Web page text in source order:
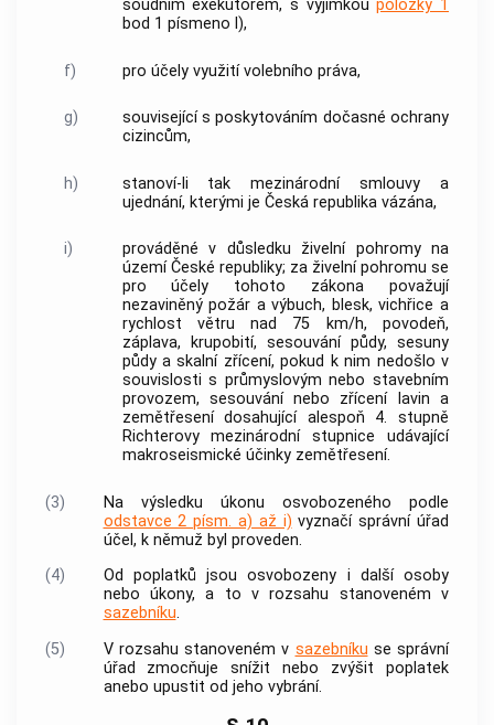
soudním exekutorem, s výjimkoupoložky 1
bod 1 písmeno l),
f) pro účely využití volebního práva,
g)
související s poskytováním dočasné ochrany
cizincům,
h)
stanoví-li tak mezinárodní smlouvy a
ujednání, kterými je Česká republika vázána,
i)
prováděné v důsledku živelní pohromy na
území České republiky; za živelní pohromu se
pro účely tohoto zákona považují
nezaviněný požár a výbuch, blesk, vichřice a
rychlost větru nad 75 km/h, povodeň,
záplava, krupobití, sesouvání půdy, sesuny
půdy a skalní zřícení, pokud k nim nedošlo v
souvislosti s průmyslovým nebo stavebním
provozem, sesouvání nebo zřícení lavin a
zemětřesení dosahující alespoň 4. stupně
Richterovy mezinárodní stupnice udávající
makroseismické účinky zemětřesení.
(3) Na výsledku úkonu osvobozeného podle
odstavce 2 písm. a) až i) vyznačí správní úřad
účel, k němuž byl proveden.
(4)
Od poplatků jsou osvobozeny i další osoby
nebo úkony, a to v rozsahu stanoveném v
sazebníku.
(5)
V rozsahu stanoveném v sazebníku se správní
úřad zmocňuje snížit nebo zvýšit poplatek
anebo upustit od jeho vybrání.